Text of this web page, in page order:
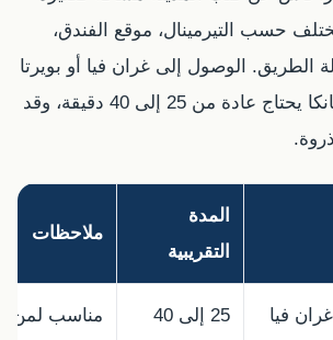
حسب التيرمينال، موقع الفندق،
الطريق. الوصول إلى غران فيا أو بويرتا
ديل سول أو سالامانكا يحتاج عادة من 25 إلى 40 دقيقة، وقد
المدة
التقريبية
ملاحظات
فيا
25 إلى 40
مناسب لمن